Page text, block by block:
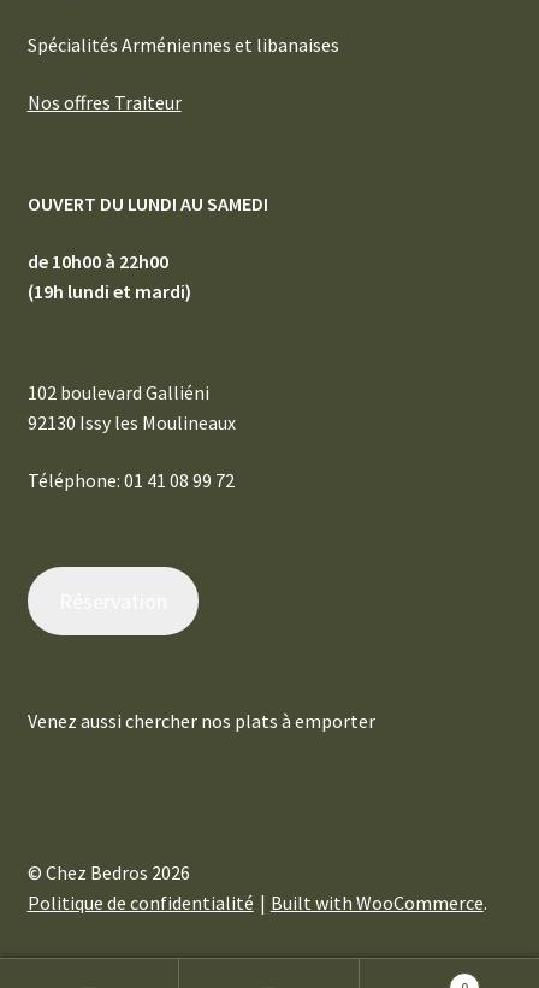
Spécialités Arméniennes et libanaises
Nos offres Traiteur
OUVERT DU LUNDI AU SAMEDI
de 10h00 à 22h00
(19h lundi et mardi)
102 boulevard Galliéni
92130 Issy les Moulineaux
Téléphone: 01 41 08 99 72
Venez aussi chercher nos plats à emporter
© Chez Bedros 2026
Politique de confidentialité
Built with WooCommerce.